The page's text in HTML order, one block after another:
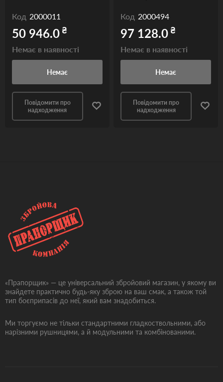
Код 2000011
50 946.0₴
Немає в наявності
Немає
Повідомити про
надходження
Код 2000494
97 128.0₴
Немає в наявності
Немає
Повідомити про
надходження
«Прапорщик» — це універсальний збройовий магазин, у якому ви
знайдете практично будь-яку зброю на ваш смак, а також той
тип боєприпасів до неї, який вам знадобиться.
Ми торгуємо не тільки стандартними гладкоствольними, або
нарізними рушницями, а й модульними та комбінованими.